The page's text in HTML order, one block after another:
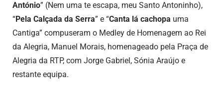
António” (Nem uma te escapa, meu Santo Antoninho),
“Pela Calçada da Serra” e “Canta lá cachopa uma
Cantiga” compuseram o Medley de Homenagem ao Rei
da Alegria, Manuel Morais, homenageado pela Praça de
Alegria da RTP, com Jorge Gabriel, Sónia Araújo e
restante equipa.